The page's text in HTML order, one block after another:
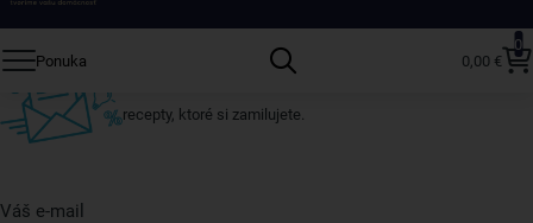
Ponuka
0
0,00 €
Prihláste sa k odberu nášho newslettera.
recepty, ktoré si zamilujete.
Váš e-mail